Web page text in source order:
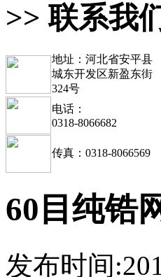
>> 联系我
地址：河北省安平县
城东开发区新盈东街
324号
电话：
0318-8066682
传真：0318-8066569
60目纯锆
发布时间